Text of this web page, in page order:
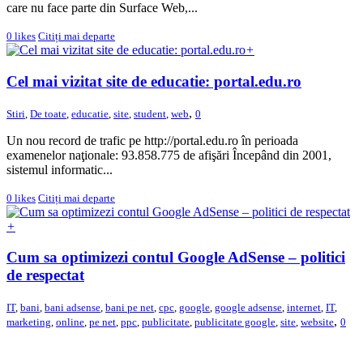
care nu face parte din Surface Web,...
0 likes Citiți mai departe
+
Cel mai vizitat site de educatie: portal.edu.ro
Stiri De toate educatie site student web, 0
Un nou record de trafic pe http://portal.edu.ro în perioada
examenelor naţionale: 93.858.775 de afişări Începând din 2001,
sistemul informatic...
0 likes Citiți mai departe
+
Cum sa optimizezi contul Google AdSense – politici
de respectat
IT, bani, bani adsense, bani pe net, cpc, google, google adsense, internet, IT,
marketing, online, pe net, ppc, publicitate, publicitate google, site, website, 0